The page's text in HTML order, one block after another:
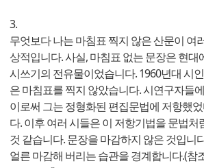
3.
무엇보다 나는 마침표 찍지 않은 산문이 여
상적입니다. 사실, 마침표 없는 문장은 현대
시쓰기의 전유물이었습니다. 1960년대 시
은 마침표를 찍지 않았습니다. 시연구자들
이로써 그는 정형화된 편집문법에 저항했
다. 이후 여러 시들은 이 저항기법을 문법처
것 같습니다. 문장을 마감하지 않은 것입니
얼른 마감해 버리는 습관을 경계합니다.(참